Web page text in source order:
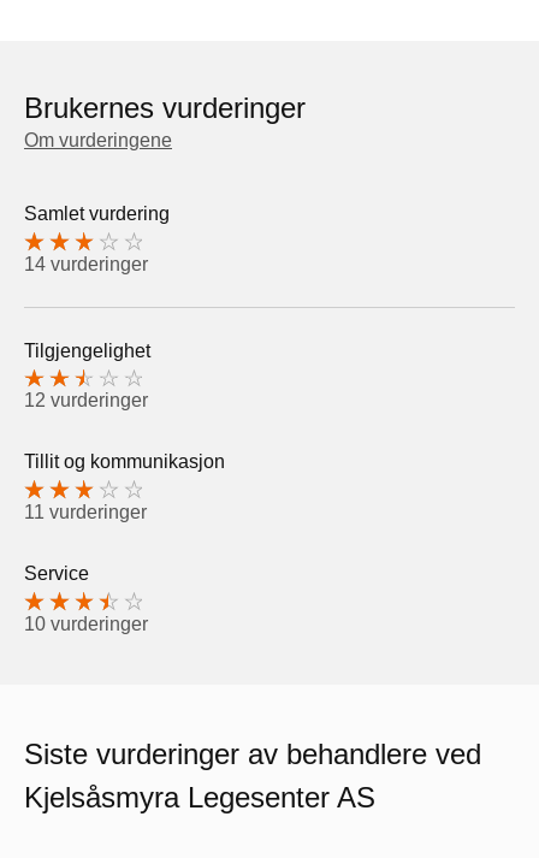
Brukernes vurderinger
Om vurderingene
Samlet vurdering
14 vurderinger
Tilgjengelighet
12 vurderinger
Tillit og kommunikasjon
11 vurderinger
Service
10 vurderinger
Siste vurderinger av behandlere ved
Kjelsåsmyra Legesenter AS